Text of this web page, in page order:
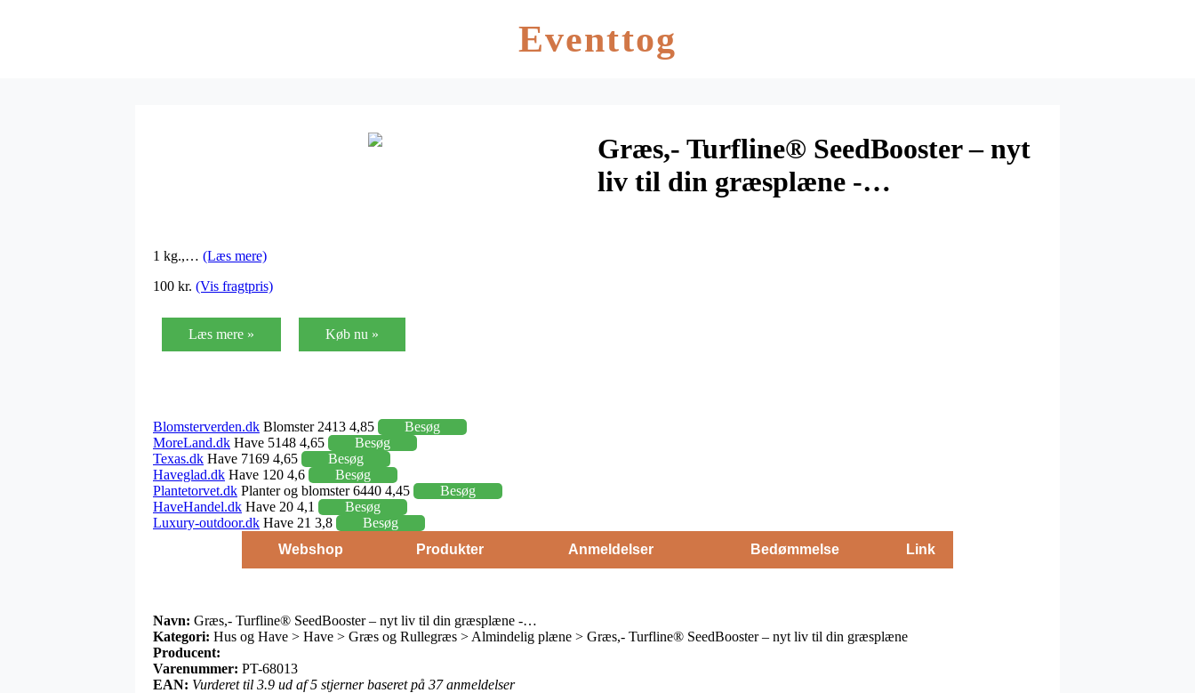
Eventtog
Græs,- Turfline® SeedBooster – nyt
liv til din græsplæne -…
1 kg.,… (Læs mere)
100 kr. (Vis fragtpris)
Læs mere » Køb nu »
Blomsterverden.dk Blomster 2413 4,85
Besøg
MoreLand.dk Have 5148 4,65
Besøg
Texas.dk Have 7169 4,65
Besøg
Haveglad.dk Have 120 4,6
Besøg
Plantetorvet.dk Planter og blomster 6440 4,45
Besøg
HaveHandel.dk Have 20 4,1
Besøg
Luxury-outdoor.dk Have 21 3,8
Besøg
Webshop
Produkter Anmeldelser Bedømmelse Link
Navn: Græs,- Turfline® SeedBooster – nyt liv til din græsplæne -…
Kategori: Hus og Have > Have > Græs og Rullegræs > Almindelig plæne > Græs,- Turfline® SeedBooster – nyt liv til din græsplæne
Producent:
Varenummer: PT-68013
EAN: Vurderet til 3.9 ud af 5 stjerner baseret på 37 anmeldelser